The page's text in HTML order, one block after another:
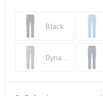
Black
Dynamo Grey